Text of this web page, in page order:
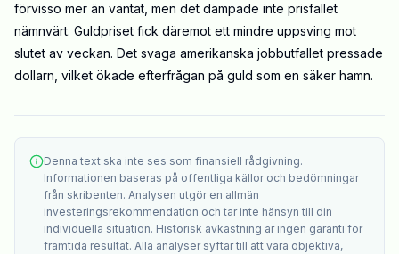
förvisso mer än väntat, men det dämpade inte prisfallet
nämnvärt. Guldpriset fick däremot ett mindre uppsving mot
slutet av veckan. Det svaga amerikanska jobbutfallet pressade
dollarn, vilket ökade efterfrågan på guld som en säker hamn.
Denna text ska inte ses som finansiell rådgivning.
Informationen baseras på offentliga källor och bedömningar
från skribenten. Analysen utgör en allmän
investeringsrekommendation och tar inte hänsyn till din
individuella situation. Historisk avkastning är ingen garanti för
framtida resultat. Alla analyser syftar till att vara objektiva,